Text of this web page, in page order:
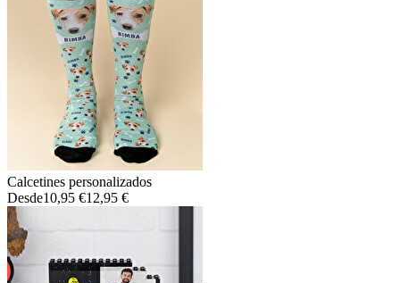
Calcetines personalizados
Desde10,95 €12,95 €